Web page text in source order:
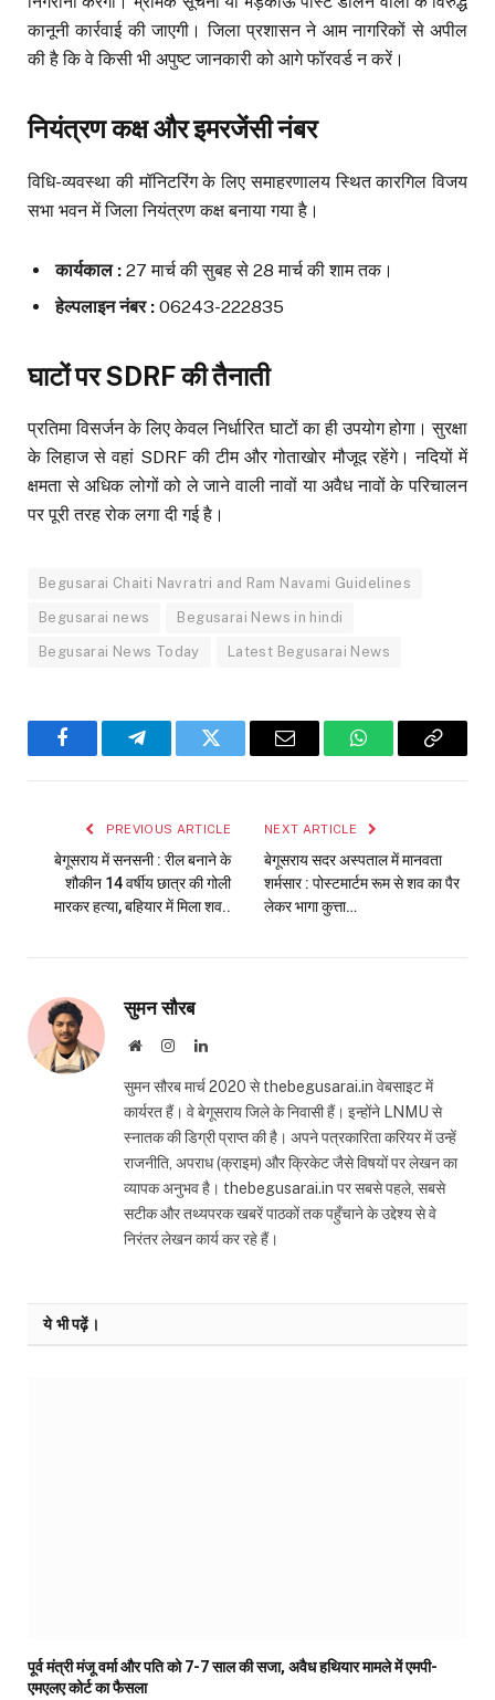
कानूनी कार्रवाई की जाएगी। जिला प्रशासन ने आम नागरिकों से अपील
की है कि वे किसी भी अपुष्ट जानकारी को आगे फॉरवर्ड न करें।
नियंत्रण कक्ष और इमरजेंसी नंबर
विधि-व्यवस्था की मॉनिटरिंग के लिए समाहरणालय स्थित कारगिल विजय
सभा भवन में जिला नियंत्रण कक्ष बनाया गया है।
कार्यकाल : 27 मार्च की सुबह से 28 मार्च की शाम तक।
हेल्पलाइन नंबर : 06243-222835
घाटों पर SDRF की तैनाती
प्रतिमा विसर्जन के लिए केवल निर्धारित घाटों का ही उपयोग होगा। सुरक्षा
के लिहाज से वहां SDRF की टीम और गोताखोर मौजूद रहेंगे। नदियों में
क्षमता से अधिक लोगों को ले जाने वाली नावों या अवैध नावों के परिचालन
पर पूरी तरह रोक लगा दी गई है।
Begusarai Chaiti Navratri and Ram Navami Guidelines
Begusarai news Begusarai News in hindi
Begusarai News Today Latest Begusarai News
FacebookTelegramTwitter Email WhatsAppCopy
PREVIOUS ARTICLE
बेगूसराय में सनसनी : रील बनाने के
शौकीन 14 वर्षीय छात्र की गोली
मारकर हत्या, बहियार में मिला शव..
NEXT ARTICLE
बेगूसराय सदर अस्पताल में मानवता
शर्मसार : पोस्टमार्टम रूम से शव का पैर
लेकर भागा कुत्ता…
सुमन सौरब
WebsiteInstagramLinkedIn
सुमन सौरब मार्च 2020 से thebegusarai.in वेबसाइट में
कार्यरत हैं। वे बेगूसराय जिले के निवासी हैं। इन्होंने LNMU से
स्नातक की डिग्री प्राप्त की है। अपने पत्रकारिता करियर में उन्हें
राजनीति, अपराध (क्राइम) और क्रिकेट जैसे विषयों पर लेखन का
व्यापक अनुभव है। thebegusarai.in पर सबसे पहले, सबसे
सटीक और तथ्यपरक खबरें पाठकों तक पहुँचाने के उद्देश्य से वे
निरंतर लेखन कार्य कर रहे हैं।
ये भी पढ़ें।
पूर्व मंत्री मंजू वर्मा और पति को 7-7 साल की सजा, अवैध हथियार मामले में एमपी-
एमएलए कोर्ट का फैसला